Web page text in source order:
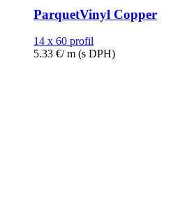
ParquetVinyl Copper
14 x 60 profil
5.33 €/ m (s DPH)